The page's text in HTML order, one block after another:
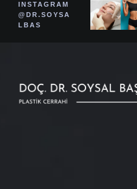
INSTAGRAM
@DR.SOYSA
LBAS